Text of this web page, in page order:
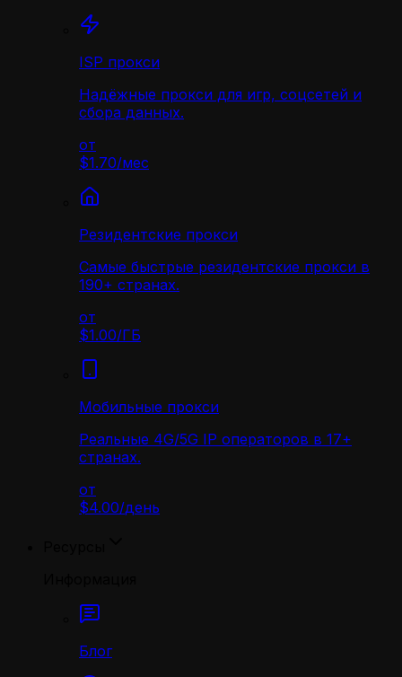
ISP прокси
Надёжные прокси для игр, соцсетей и
сбора данных.
от
$1.70/мес
Резидентские прокси
Самые быстрые резидентские прокси в
190+ странах.
от
$1.00/ГБ
Мобильные прокси
Реальные 4G/5G IP операторов в 17+
странах.
от
$4.00/день
Блог